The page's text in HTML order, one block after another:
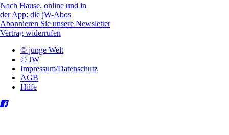
Nach Hause, online und in
der App: die jW-Abos
Abonnieren Sie unsere Newsletter
Vertrag widerrufen
© junge Welt
© JW
Impressum/Datenschutz
AGB
Hilfe